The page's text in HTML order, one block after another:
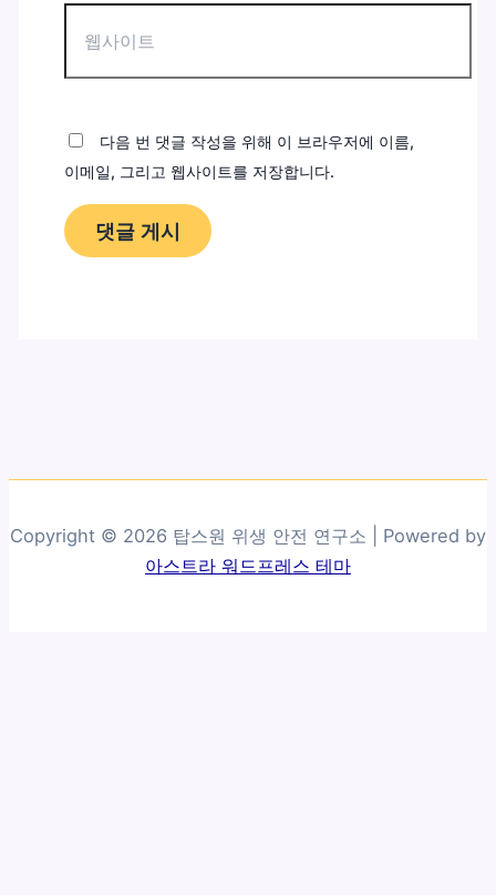
트
다음 번 댓글 작성을 위해 이 브라우저에 이름,
이메일, 그리고 웹사이트를 저장합니다.
Copyright © 2026 탑스원 위생 안전 연구소 | Powered by
아스트라 워드프레스 테마